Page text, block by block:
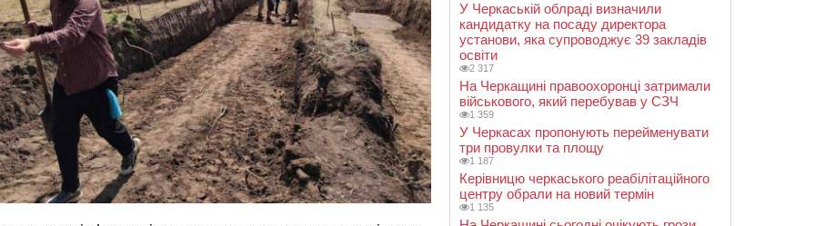
У Черкаській облраді визначили
кандидатку на посаду директора
установи, яка супроводжує 39 закладів
освіти
2 317
На Черкащині правоохоронці затримали
військового, який перебував у СЗЧ
1 359
У Черкасах пропонують перейменувати
три провулки та площу
1 187
Керівницю черкаського реабілітаційного
центру обрали на новий термін
1 135